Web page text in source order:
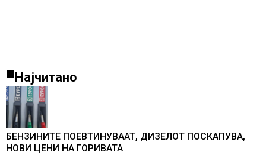
Најчитано
БЕНЗИНИТЕ ПОЕВТИНУВААТ, ДИЗЕЛОТ ПОСКАПУВА,
НОВИ ЦЕНИ НА ГОРИВАТА